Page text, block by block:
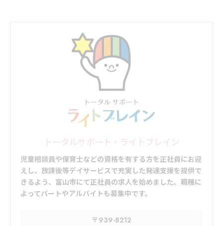
トータルサポート・ライトブレイン
児童相談員や保育士などの資格を有する方を正社員にお迎
えし、放課後等デイサービスで充実した発達支援を提供で
きるよう、富山市にて正社員の求人を始めました。職種に
よってパートやアルバイトも募集中です。
〒939-8212